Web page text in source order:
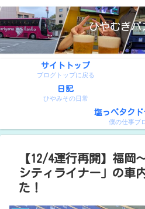
ひやむぎバ
サイトトップ
ブログトップに戻る
日記
ひやみその日常
塩っぺタクド
僕の仕事ブ
【12/4運行再開】福岡
シティライナー」の車
た！